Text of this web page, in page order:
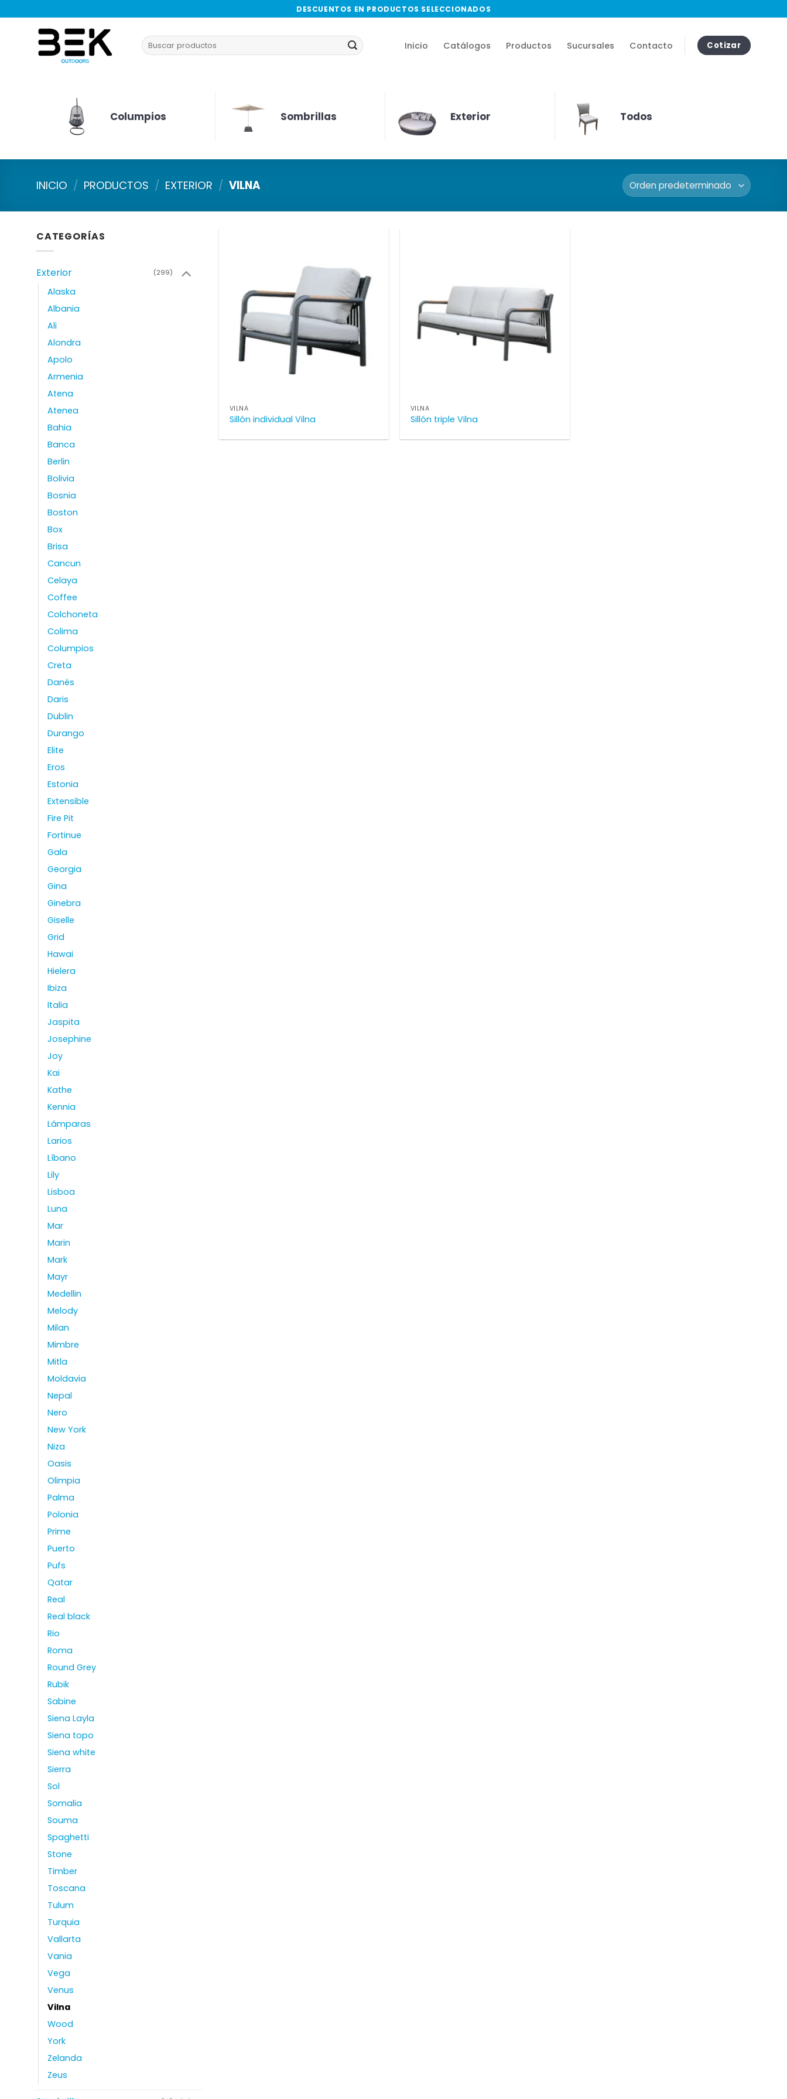
al
contenido
DESCUENTOS EN PRODUCTOS SELECCIONADOS
Buscar
por:
Inicio Catálogos Productos Sucursales Contacto Cotizar
Columpios Sombrillas Exterior Todos
INICIO / PRODUCTOS / EXTERIOR / VILNA
CATEGORÍAS
Exterior (299)
Alaska
Albania
Ali
Alondra
Apolo
Armenia
Atena
Atenea
Bahia
Banca
Berlin
Bolivia
Bosnia
Boston
Box
Brisa
Cancun
Celaya
Coffee
Colchoneta
Colima
Columpios
Creta
Danés
Daris
Dublin
Durango
Elite
Eros
Estonia
Extensible
Fire Pit
Fortinue
Gala
Georgia
Gina
Ginebra
Giselle
Grid
Hawai
Hielera
Ibiza
Italia
Jaspita
Josephine
Joy
Kai
Kathe
Kennia
Lámparas
Larios
Líbano
Lily
Lisboa
Luna
Mar
Marin
Mark
Mayr
Medellin
Melody
Milan
Mimbre
Mitla
Moldavia
Nepal
Nero
New York
Niza
Oasis
Olimpia
Palma
Polonia
Prime
Puerto
Pufs
Qatar
Real
Real black
Rio
Roma
Round Grey
Rubik
Sabine
Siena Layla
Siena topo
Siena white
Sierra
Sol
Somalia
Souma
Spaghetti
Stone
Timber
Toscana
Tulum
Turquia
Vallarta
Vania
Vega
Venus
Vilna
Wood
York
Zelanda
Zeus
VILNA
Sillón individual Vilna
VILNA
Sillón triple Vilna